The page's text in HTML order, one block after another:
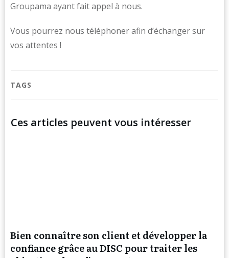
Groupama ayant fait appel à nous.
Vous pourrez nous téléphoner afin d’échanger sur
vos attentes !
TAGS
Ces articles peuvent vous intéresser
Bien connaître son client et développer la
confiance grâce au DISC pour traiter les